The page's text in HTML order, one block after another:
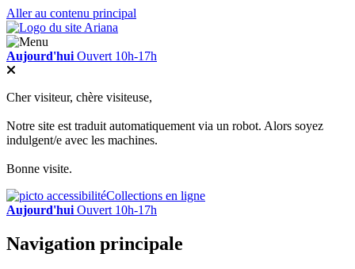
Aller au contenu principal
Aujourd'hui Ouvert 10h-17h
Cher visiteur, chère visiteuse,
Notre site est traduit automatiquement via un robot. Alors soyez
indulgent/e avec les machines.
Bonne visite.
Collections en ligne
Aujourd'hui Ouvert 10h-17h
Navigation principale